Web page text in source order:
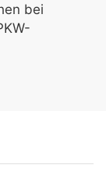
bei